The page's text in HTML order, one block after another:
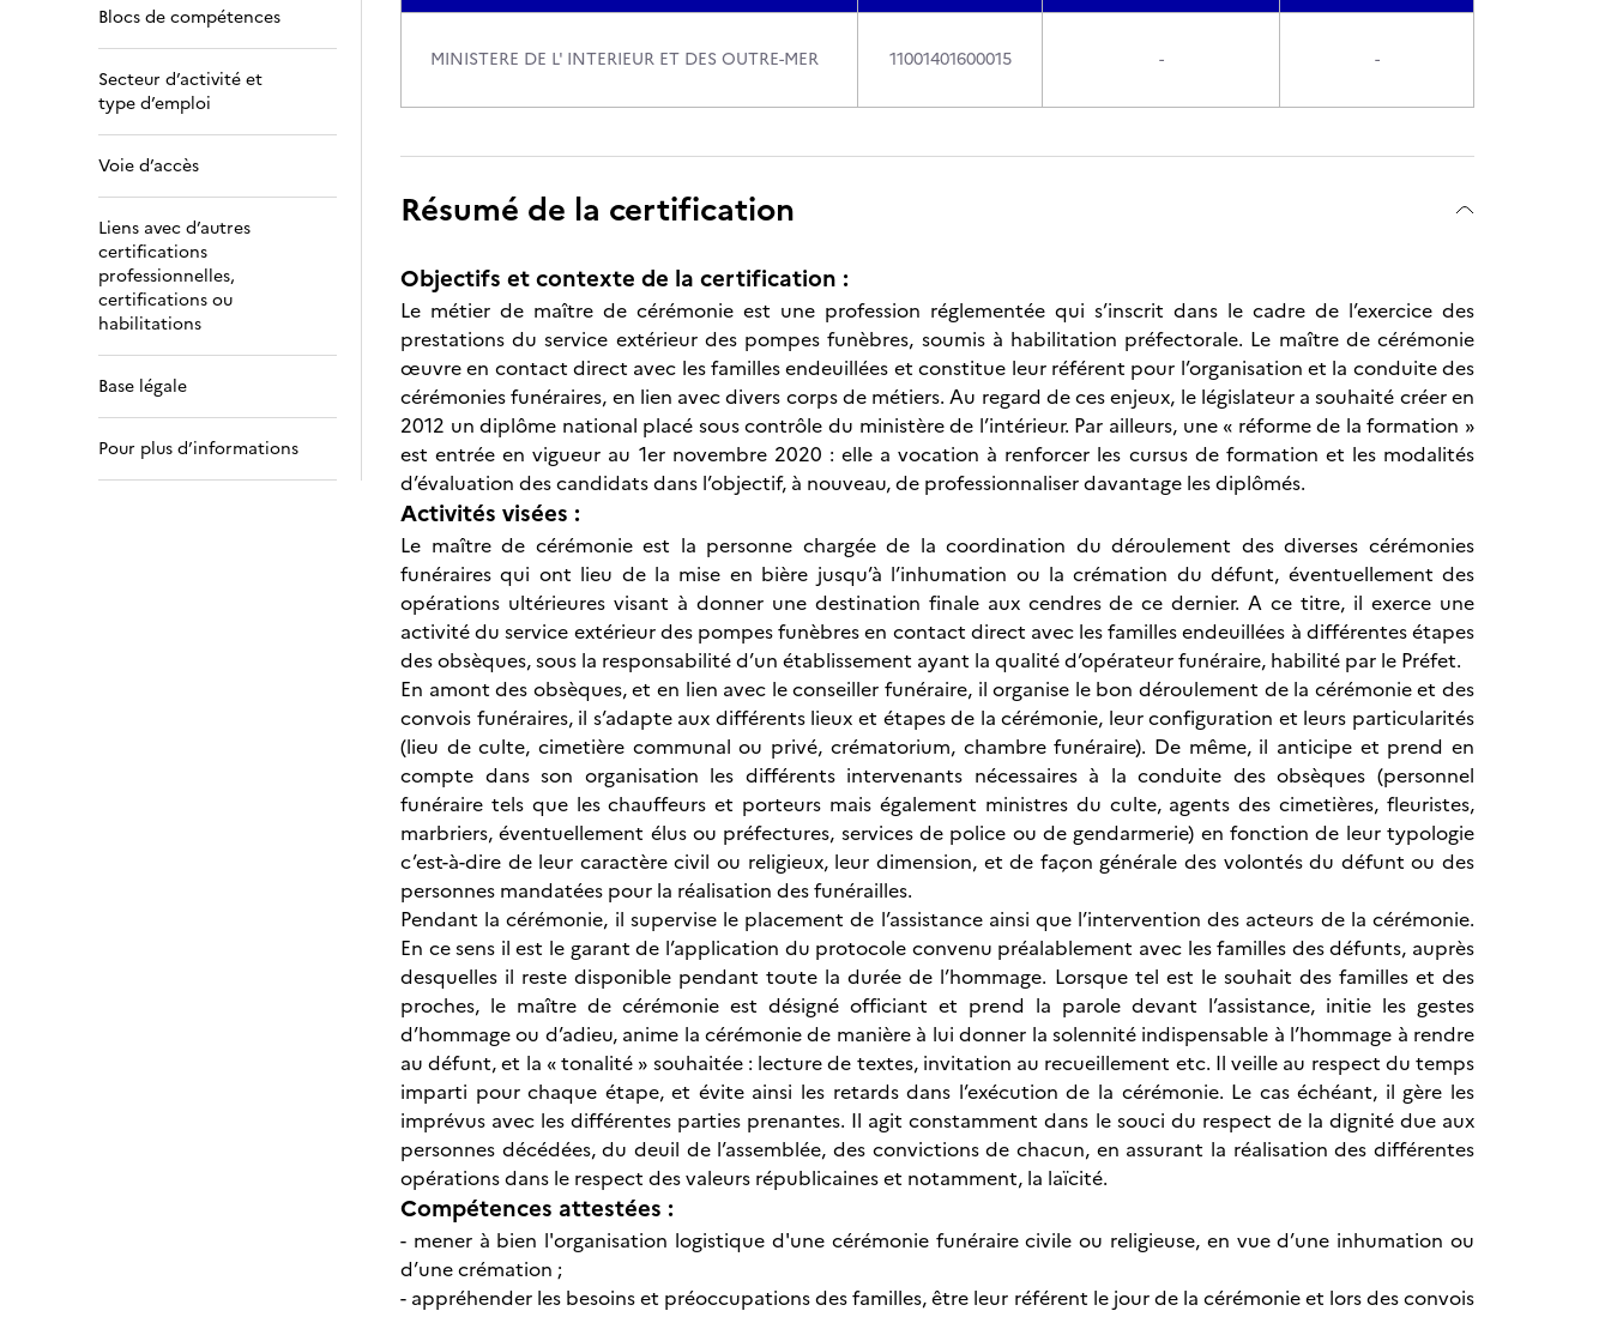
Blocs de compétences
Secteur d’activité et
type d’emploi
Voie d’accès
Liens avec d’autres
certifications
professionnelles,
certifications ou
habilitations
Base légale
Pour plus d’informations
MINISTERE DE L' INTERIEUR ET DES OUTRE-MER 11001401600015 - -
Résumé de la certification
Objectifs et contexte de la certification :
Le métier de maître de cérémonie est une profession réglementée qui s’inscrit dans le cadre de l’exercice des
prestations du service extérieur des pompes funèbres, soumis à habilitation préfectorale. Le maître de cérémonie
œuvre en contact direct avec les familles endeuillées et constitue leur référent pour l’organisation et la conduite des
cérémonies funéraires, en lien avec divers corps de métiers. Au regard de ces enjeux, le législateur a souhaité créer en
2012 un diplôme national placé sous contrôle du ministère de l’intérieur. Par ailleurs, une « réforme de la formation »
est entrée en vigueur au 1er novembre 2020 : elle a vocation à renforcer les cursus de formation et les modalités
d’évaluation des candidats dans l’objectif, à nouveau, de professionnaliser davantage les diplômés.
Activités visées :
Le maître de cérémonie est la personne chargée de la coordination du déroulement des diverses cérémonies
funéraires qui ont lieu de la mise en bière jusqu’à l’inhumation ou la crémation du défunt, éventuellement des
opérations ultérieures visant à donner une destination finale aux cendres de ce dernier. A ce titre, il exerce une
activité du service extérieur des pompes funèbres en contact direct avec les familles endeuillées à différentes étapes
des obsèques, sous la responsabilité d’un établissement ayant la qualité d’opérateur funéraire, habilité par le Préfet.
En amont des obsèques, et en lien avec le conseiller funéraire, il organise le bon déroulement de la cérémonie et des
convois funéraires, il s’adapte aux différents lieux et étapes de la cérémonie, leur configuration et leurs particularités
(lieu de culte, cimetière communal ou privé, crématorium, chambre funéraire). De même, il anticipe et prend en
compte dans son organisation les différents intervenants nécessaires à la conduite des obsèques (personnel
funéraire tels que les chauffeurs et porteurs mais également ministres du culte, agents des cimetières, fleuristes,
marbriers, éventuellement élus ou préfectures, services de police ou de gendarmerie) en fonction de leur typologie
c’est-à-dire de leur caractère civil ou religieux, leur dimension, et de façon générale des volontés du défunt ou des
personnes mandatées pour la réalisation des funérailles.
Pendant la cérémonie, il supervise le placement de l’assistance ainsi que l’intervention des acteurs de la cérémonie.
En ce sens il est le garant de l’application du protocole convenu préalablement avec les familles des défunts, auprès
desquelles il reste disponible pendant toute la durée de l’hommage. Lorsque tel est le souhait des familles et des
proches, le maître de cérémonie est désigné officiant et prend la parole devant l’assistance, initie les gestes
d’hommage ou d’adieu, anime la cérémonie de manière à lui donner la solennité indispensable à l’hommage à rendre
au défunt, et la « tonalité » souhaitée : lecture de textes, invitation au recueillement etc. Il veille au respect du temps
imparti pour chaque étape, et évite ainsi les retards dans l’exécution de la cérémonie. Le cas échéant, il gère les
imprévus avec les différentes parties prenantes. Il agit constamment dans le souci du respect de la dignité due aux
personnes décédées, du deuil de l’assemblée, des convictions de chacun, en assurant la réalisation des différentes
opérations dans le respect des valeurs républicaines et notamment, la laïcité.
Compétences attestées :
- mener à bien l'organisation logistique d'une cérémonie funéraire civile ou religieuse, en vue d’une inhumation ou
d’une crémation ;
- appréhender les besoins et préoccupations des familles, être leur référent le jour de la cérémonie et lors des convois